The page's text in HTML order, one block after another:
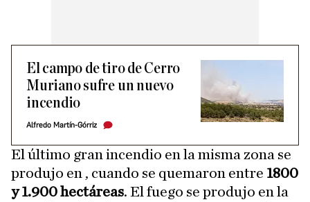
El campo de tiro de Cerro
Muriano sufre un nuevo
incendio
Alfredo Martín-Górriz
El último gran incendio en la misma zona se
produjo en , cuando se quemaron entre 1800
y 1.900 hectáreas. El fuego se produjo en la